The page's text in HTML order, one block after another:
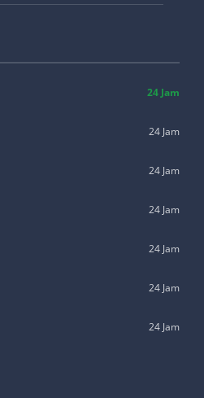
24 Jam
24 Jam
24 Jam
24 Jam
24 Jam
24 Jam
24 Jam